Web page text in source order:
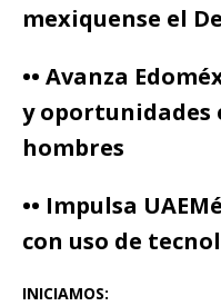
mexiquense el
•• Avanza
y oportunidades
hombres
•• Impulsa
con uso de
INICIAMOS: